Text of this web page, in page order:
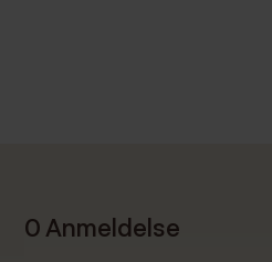
0 Anmeldelse